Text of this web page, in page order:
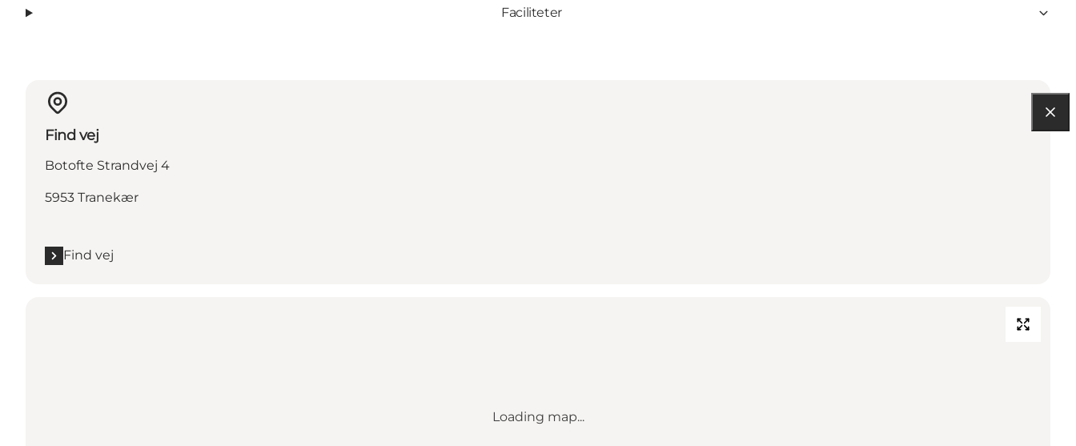
Faciliteter
Find vej
Botofte Strandvej 4
5953 Tranekær
Find vej
Loading map...